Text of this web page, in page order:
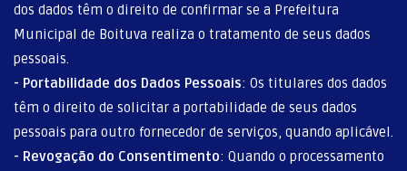
dos dados têm o direito de confirmar se a Prefeitura
Municipal de Boituva realiza o tratamento de seus dados
pessoais.
- Portabilidade dos Dados Pessoais: Os titulares dos dados
têm o direito de solicitar a portabilidade de seus dados
pessoais para outro fornecedor de serviços, quando aplicável.
- Revogação do Consentimento: Quando o processamento